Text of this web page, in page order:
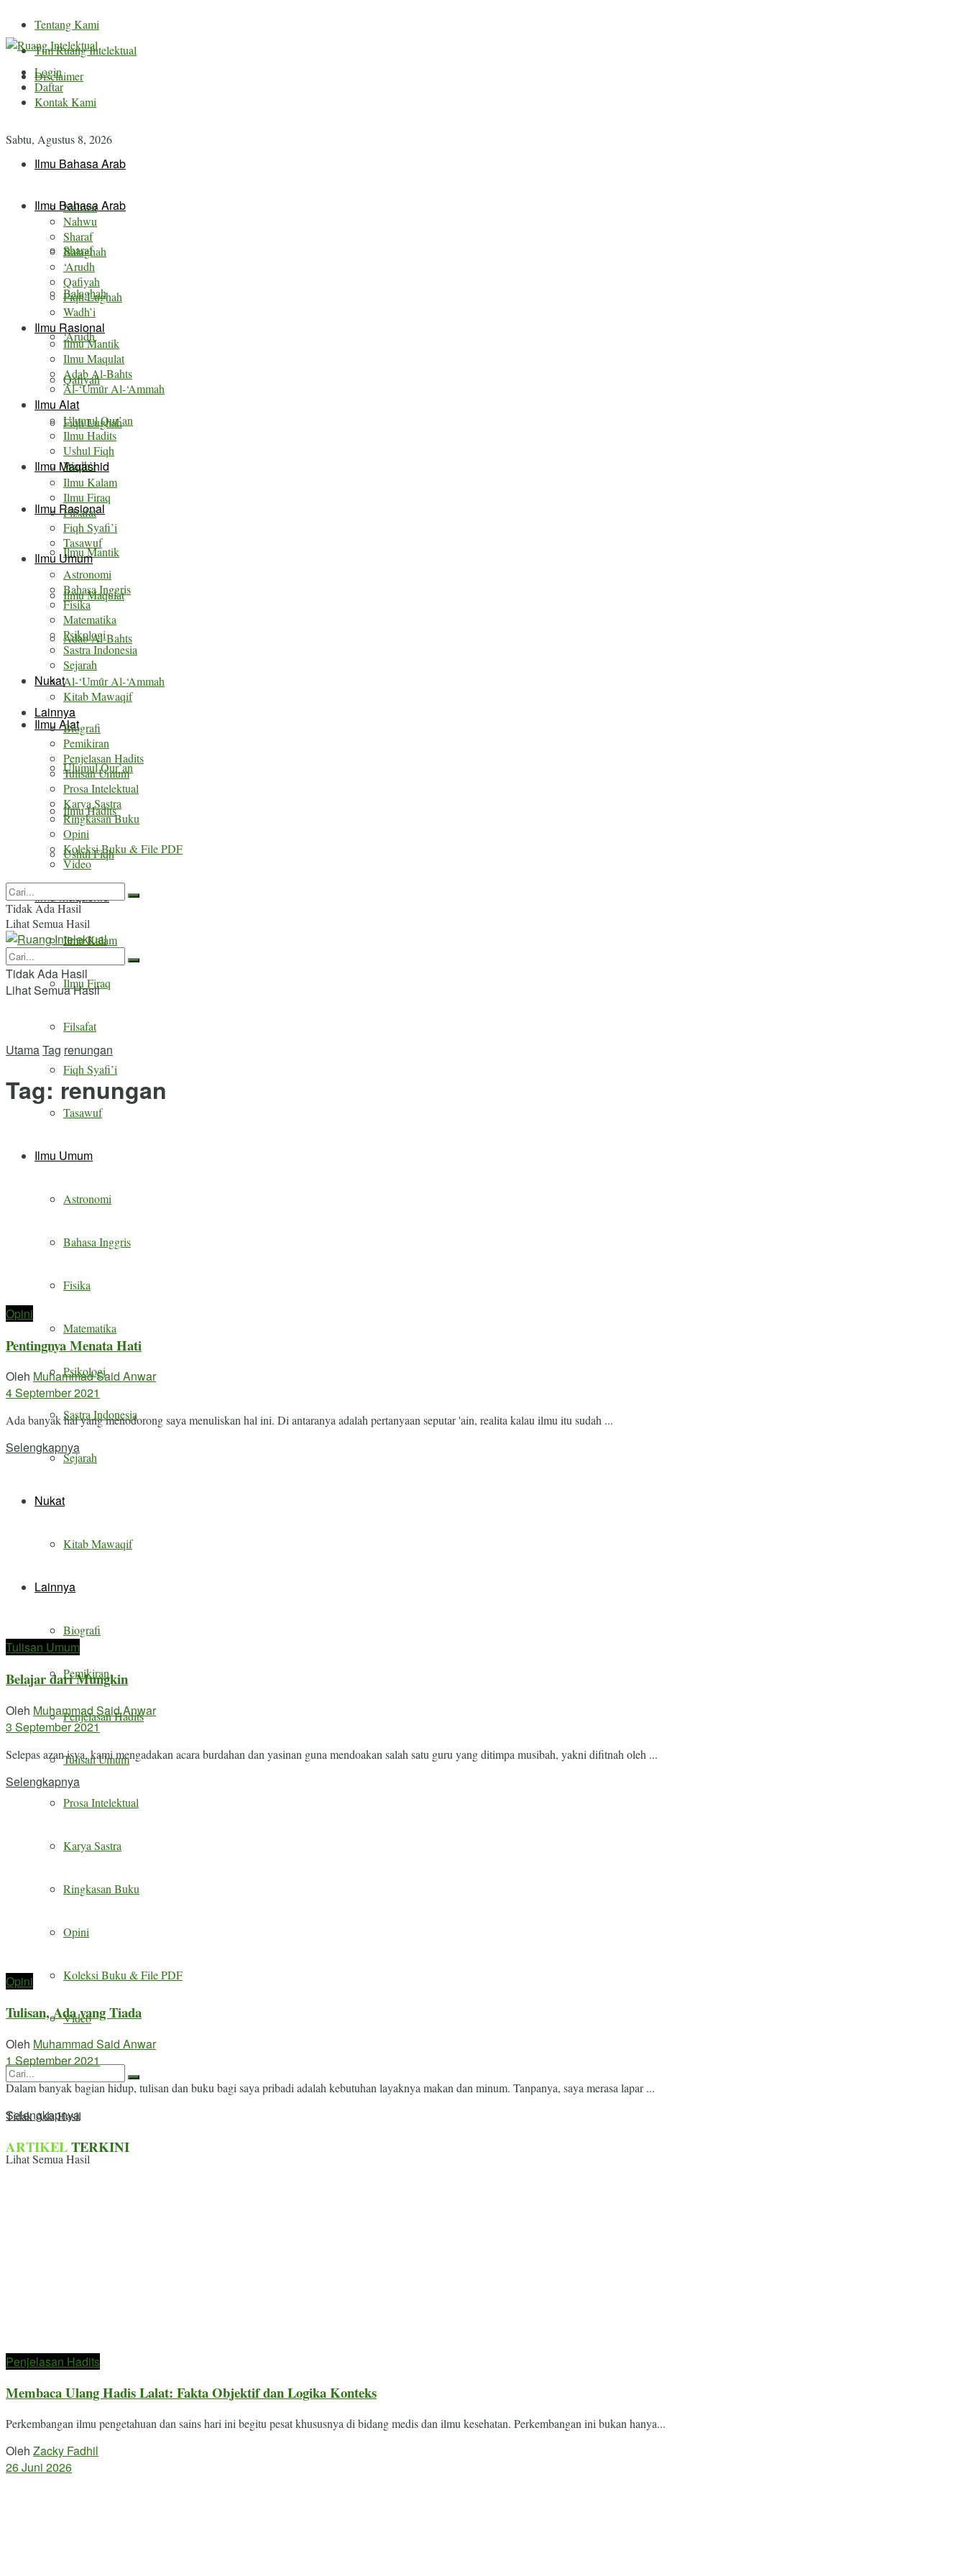
Tentang Kami
Tim Ruang Intelektual
Disclaimer
Kontak Kami
Sabtu, Agustus 8, 2026
Login
Daftar
Ilmu Bahasa Arab
Nahwu
Sharaf
Balaghah
‘Arudh
Qafiyah
Fiqh Lughah
Wadh’i
Ilmu Rasional
Ilmu Mantik
Ilmu Maqulat
Adab Al-Bahts
Al-‘Umȗr Al-‘Ammah
Ilmu Alat
Ulumul Qur’an
Ilmu Hadits
Ushul Fiqh
Ilmu Maqashid
Ilmu Kalam
Ilmu Firaq
Filsafat
Fiqh Syafi’i
Tasawuf
Ilmu Umum
Astronomi
Bahasa Inggris
Fisika
Matematika
Psikologi
Sastra Indonesia
Sejarah
Nukat
Kitab Mawaqif
Lainnya
Biografi
Pemikiran
Penjelasan Hadits
Tulisan Umum
Prosa Intelektual
Karya Sastra
Ringkasan Buku
Opini
Koleksi Buku & File PDF
Video
Tidak Ada Hasil
Lihat Semua Hasil
Ilmu Bahasa Arab
Nahwu
Sharaf
Balaghah
‘Arudh
Qafiyah
Fiqh Lughah
Wadh’i
Ilmu Rasional
Ilmu Mantik
Ilmu Maqulat
Adab Al-Bahts
Al-‘Umȗr Al-‘Ammah
Ilmu Alat
Ulumul Qur’an
Ilmu Hadits
Ushul Fiqh
Ilmu Maqashid
Ilmu Kalam
Ilmu Firaq
Filsafat
Fiqh Syafi’i
Tasawuf
Ilmu Umum
Astronomi
Bahasa Inggris
Fisika
Matematika
Psikologi
Sastra Indonesia
Sejarah
Nukat
Kitab Mawaqif
Lainnya
Biografi
Pemikiran
Penjelasan Hadits
Tulisan Umum
Prosa Intelektual
Karya Sastra
Ringkasan Buku
Opini
Koleksi Buku & File PDF
Video
Tidak Ada Hasil
Lihat Semua Hasil
Tidak Ada Hasil
Lihat Semua Hasil
UtamaTag renungan
Tag: renungan
Opini
Pentingnya Menata Hati
Oleh Muhammad Said Anwar
4 September 2021
Ada banyak hal yang menodorong saya menuliskan hal ini. Di antaranya adalah pertanyaan seputar 'ain, realita kalau ilmu itu sudah ...
SelengkapnyaDetails
Tulisan Umum
Belajar dari Mungkin
Oleh Muhammad Said Anwar
3 September 2021
Selepas azan isya, kami mengadakan acara burdahan dan yasinan guna mendoakan salah satu guru yang ditimpa musibah, yakni difitnah oleh ...
SelengkapnyaDetails
Opini
Tulisan, Ada yang Tiada
Oleh Muhammad Said Anwar
1 September 2021
Dalam banyak bagian hidup, tulisan dan buku bagi saya pribadi adalah kebutuhan layaknya makan dan minum. Tanpanya, saya merasa lapar ...
SelengkapnyaDetails
ARTIKELTERKINI
Penjelasan Hadits
Membaca Ulang Hadis Lalat: Fakta Objektif dan Logika Konteks
Perkembangan ilmu pengetahuan dan sains hari ini begitu pesat khususnya di bidang medis dan ilmu kesehatan. Perkembangan ini bukan hanya...
Oleh Zacky Fadhil
26 Juni 2026